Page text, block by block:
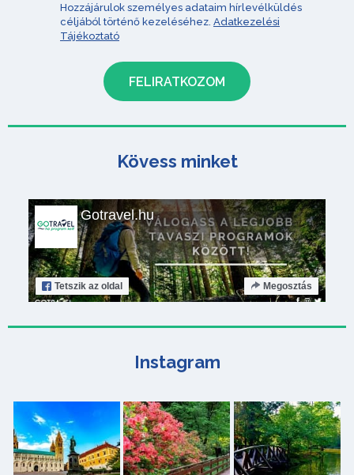
Hozzájárulok személyes adataim hírlevélküldés
céljából történő kezeléséhez. Adatkezelési
Tájékoztató
Kövess minket
Gotravel.hu
Tetszik az oldal Megosztás
Instagram